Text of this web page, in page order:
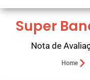
Super
Nota de
Home